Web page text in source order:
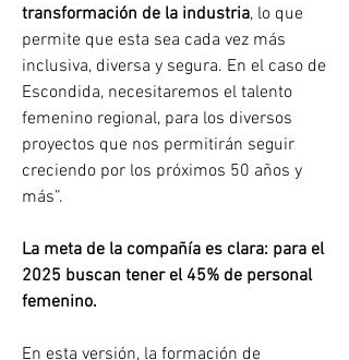
transformación de la industria, lo que
permite que esta sea cada vez más
inclusiva, diversa y segura. En el caso de
Escondida, necesitaremos el talento
femenino regional, para los diversos
proyectos que nos permitirán seguir
creciendo por los próximos 50 años y
más”.
La meta de la compañía es clara: para el
2025 buscan tener el 45% de personal
femenino.
En esta versión, la formación de